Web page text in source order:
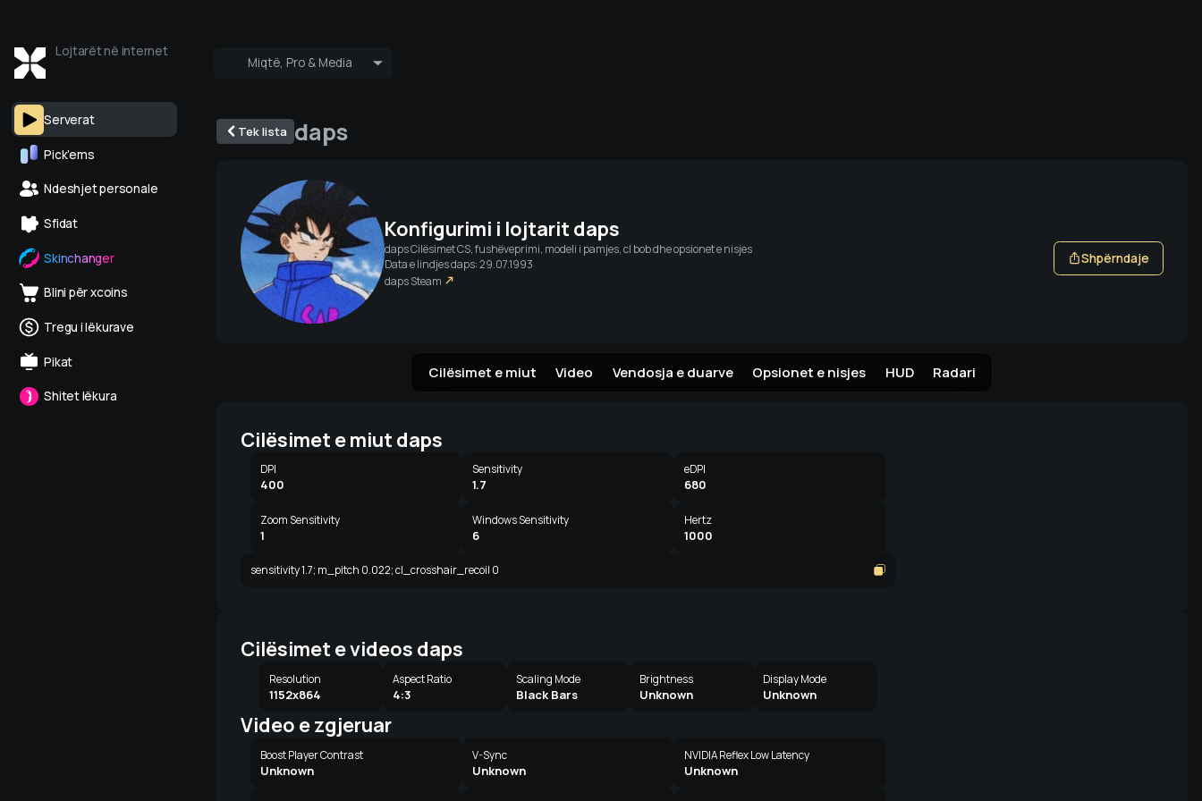
Lojtarët në internet
Miqtë, Pro & Media
Serverat
Pick’ems
Ndeshjet personale
Sfidat
Skinchanger
Blini për xcoins
Tregu i lëkurave
Pikat
Shitet lëkura
Tek lista daps
Konfigurimi i lojtarit daps
dapsCilësimet CS, fushëveprimi, modeli i pamjes, cl bob dhe opsionet e nisjes
Data e lindjes daps: 29.07.1993
dapsSteam
Shpërndaje
Cilësimet e miut Video Vendosja e duarve Opsionet e nisjes HUD Radari
Cilësimet e miut daps
DPI
400
Sensitivity
1.7
eDPI
680
Zoom Sensitivity
1
Windows Sensitivity
6
Hertz
1000
sensitivity 1.7; m_pitch 0.022; cl_crosshair_recoil 0
Cilësimet e videos daps
Resolution
1152x864
Aspect Ratio
4:3
Scaling Mode
Black Bars
Brightness
Unknown
Display Mode
Unknown
Video e zgjeruar
Boost Player Contrast
Unknown
V-Sync
Unknown
NVIDIA Reflex Low Latency
Unknown